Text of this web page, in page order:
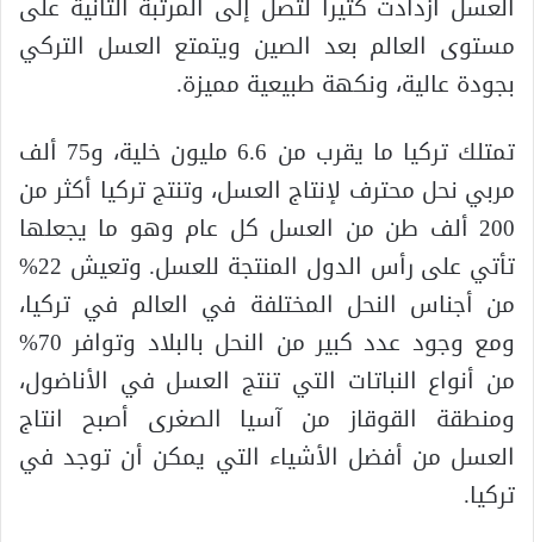
العسل ازدادت كثيرا لتصل إلى المرتبة الثانية على
مستوى العالم بعد الصين ويتمتع العسل التركي
بجودة عالية، ونكهة طبيعية مميزة.
تمتلك تركيا ما يقرب من 6.6 مليون خلية، و75 ألف
مربي نحل محترف لإنتاج العسل، وتنتج تركيا أكثر من
200 ألف طن من العسل كل عام وهو ما يجعلها
تأتي على رأس الدول المنتجة للعسل. وتعيش 22%
من أجناس النحل المختلفة في العالم في تركيا،
ومع وجود عدد كبير من النحل بالبلاد وتوافر 70%
من أنواع النباتات التي تنتج العسل في الأناضول،
ومنطقة القوقاز من آسيا الصغرى أصبح انتاج
العسل من أفضل الأشياء التي يمكن أن توجد في
تركيا.